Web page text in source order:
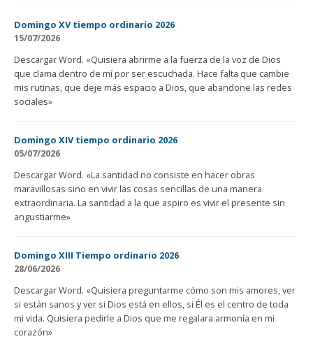
Domingo XV tiempo ordinario 2026
15/07/2026
Descargar Word. «Quisiera abrirme a la fuerza de la voz de Dios
que clama dentro de mí por ser escuchada. Hace falta que cambie
mis rutinas, que deje más espacio a Dios, que abandone las redes
sociales»
Domingo XIV tiempo ordinario 2026
05/07/2026
Descargar Word. «La santidad no consiste en hacer obras
maravillosas sino en vivir las cosas sencillas de una manera
extraordinaria. La santidad a la que aspiro es vivir el presente sin
angustiarme»
Domingo XIII Tiempo ordinario 2026
28/06/2026
Descargar Word. «Quisiera preguntarme cómo son mis amores, ver
si están sanos y ver si Dios está en ellos, si Él es el centro de toda
mi vida. Quisiera pedirle a Dios que me regalara armonía en mi
corazón»